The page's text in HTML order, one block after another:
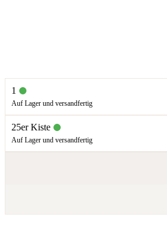
1
Auf Lager und versandfertig
25er Kiste
Auf Lager und versandfertig